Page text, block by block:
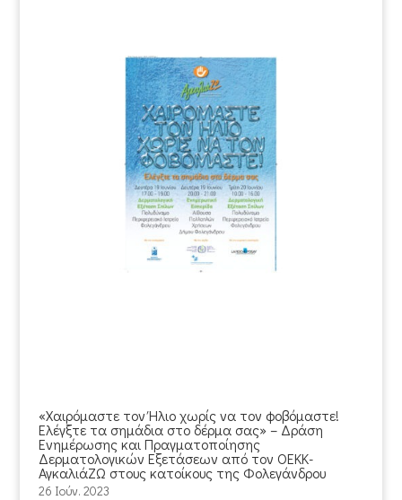
«Χαιρόμαστε τον Ήλιο χωρίς να τον φοβόμαστε!
Ελέγξτε τα σημάδια στο δέρμα σας» – Δράση
Ενημέρωσης και Πραγματοποίησης
Δερματολογικών Εξετάσεων από τον ΟΕΚΚ-
ΑγκαλιάΖΩ στους κατοίκους της Φολεγάνδρου
26 Ιούν. 2023